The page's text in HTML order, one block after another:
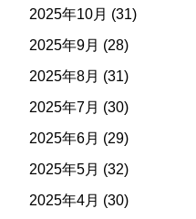
2025年10月 (31)
2025年9月 (28)
2025年8月 (31)
2025年7月 (30)
2025年6月 (29)
2025年5月 (32)
2025年4月 (30)